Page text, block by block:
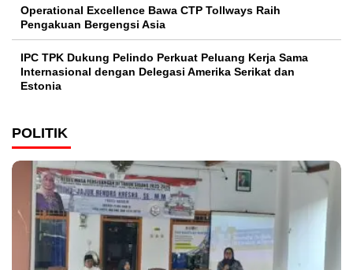
Operational Excellence Bawa CTP Tollways Raih
Pengakuan Bergengsi Asia
IPC TPK Dukung Pelindo Perkuat Peluang Kerja Sama
Internasional dengan Delegasi Amerika Serikat dan
Estonia
POLITIK